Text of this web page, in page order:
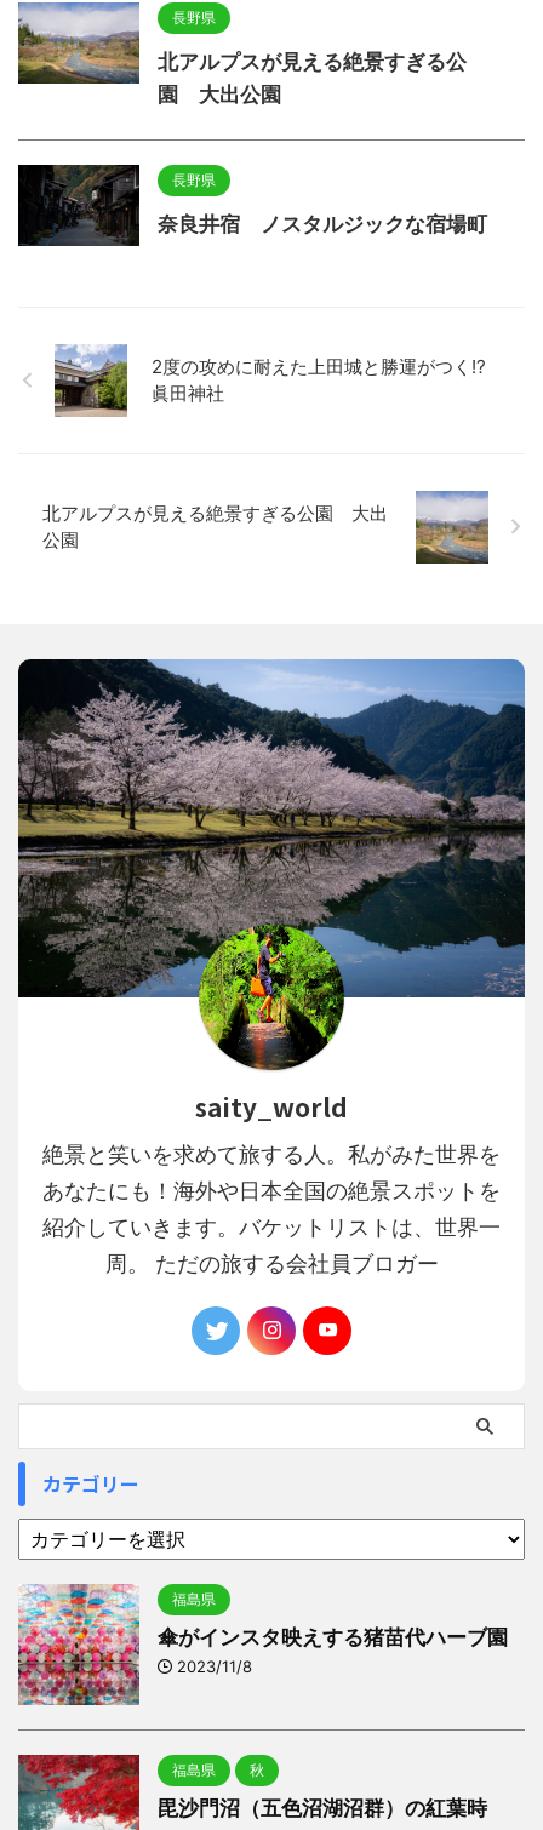
長野県
北アルプスが見える絶景すぎる公
園 大出公園
長野県
奈良井宿 ノスタルジックな宿場町
2度の攻めに耐えた上田城と勝運がつく!?
眞田神社
北アルプスが見える絶景すぎる公園 大出
公園
saity_world
絶景と笑いを求めて旅する人。私がみた世界を
あなたにも！海外や日本全国の絶景スポットを
紹介していきます。バケットリストは、世界一
周。 ただの旅する会社員ブロガー
カテゴリー
福島県
傘がインスタ映えする猪苗代ハーブ園
2023/11/8
福島県 秋
毘沙門沼（五色沼湖沼群）の紅葉時